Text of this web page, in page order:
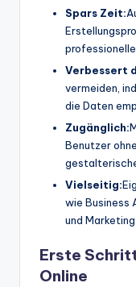
Spars Zeit:
professionelle
Verbessert
vermeiden,
die Daten
Zugänglich:
Benutzer
Vielseitig:
wie Business
und Marketing.
Erste
Online